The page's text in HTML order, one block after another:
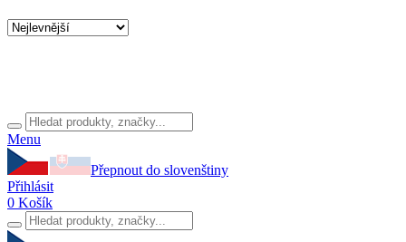
Menu
Přepnout do slovenštiny
Přihlásit
0 Košík